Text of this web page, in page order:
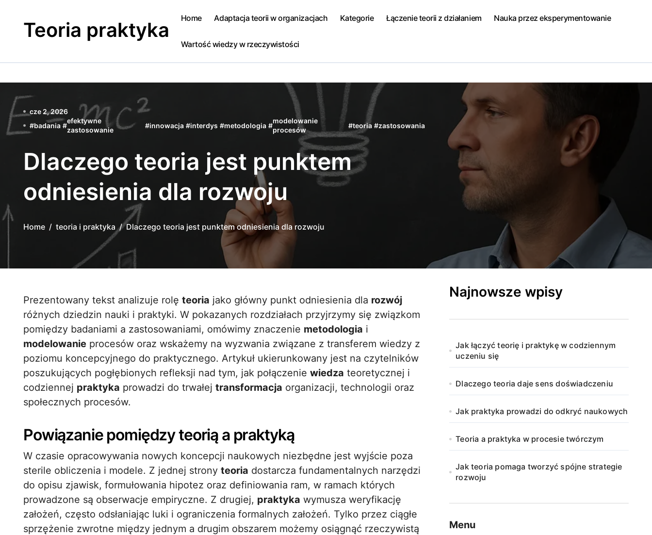
contentTeoria praktyka Home Adaptacja teorii w organizacjach Kategorie Łączenie teorii z działaniem Nauka przez eksperymentowanie
Wartość wiedzy w rzeczywistości
cze 2, 2026
#badania #
efektywne
zastosowanie
#innowacja #interdys #metodologia #
modelowanie
procesów
#teoria #zastosowania
Dlaczego teoria jest punktem
odniesienia dla rozwoju
Home teoria i praktyka Dlaczego teoria jest punktem odniesienia dla rozwoju
Prezentowany tekst analizuje rolę teoria jako główny punkt odniesienia dla rozwój
różnych dziedzin nauki i praktyki. W pokazanych rozdziałach przyjrzymy się związkom
pomiędzy badaniami a zastosowaniami, omówimy znaczenie metodologia i
modelowanie procesów oraz wskażemy na wyzwania związane z transferem wiedzy z
poziomu koncepcyjnego do praktycznego. Artykuł ukierunkowany jest na czytelników
poszukujących pogłębionych refleksji nad tym, jak połączenie wiedza teoretycznej i
codziennej praktyka prowadzi do trwałej transformacja organizacji, technologii oraz
społecznych procesów.
Powiązanie pomiędzy teorią a praktyką
W czasie opracowywania nowych koncepcji naukowych niezbędne jest wyjście poza
sterile obliczenia i modele. Z jednej strony teoria dostarcza fundamentalnych narzędzi
do opisu zjawisk, formułowania hipotez oraz definiowania ram, w ramach których
prowadzone są obserwacje empiryczne. Z drugiej, praktyka wymusza weryfikację
założeń, często odsłaniając luki i ograniczenia formalnych założeń. Tylko przez ciągłe
sprzężenie zwrotne między jednym a drugim obszarem możemy osiągnąć rzeczywistą
Najnowsze wpisy
Jak łączyć teorię i praktykę w codziennym
uczeniu się
Dlaczego teoria daje sens doświadczeniu
Jak praktyka prowadzi do odkryć naukowych
Teoria a praktyka w procesie twórczym
Jak teoria pomaga tworzyć spójne strategie
rozwoju
Menu